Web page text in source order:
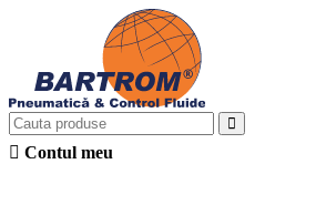
Contul meu